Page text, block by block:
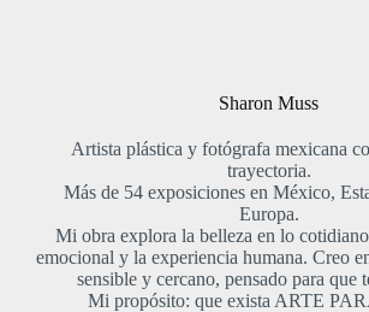
Sharon Muss
Artista plástica y fotógrafa mexicana
trayectoria.
Más de 54 exposiciones en México,
Europa.
Mi obra explora la belleza en lo
emocional y la experiencia humana. Creo
sensible y cercano, pensado para que
Mi propósito: que exista ARTE